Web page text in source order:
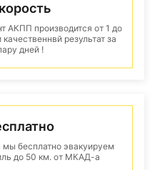
АКПП производится от 1 до
результат за
дней !
мы бесплатно эвакуируем
до 50 км. от МКАД-а